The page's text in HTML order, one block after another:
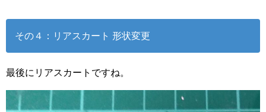
その４：リアスカート 形状変更
最後にリアスカートですね。